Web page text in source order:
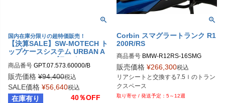
国内在庫分限りの超特価販売！
【決算SALE】SW-MOTECH ト
ップケースシステム URBAN A
BS (16-29 L) ブラック BMW R
1200R (14-18) / R1200RS (14-
18) / R1250R (18-) / R1250RS
(18-) | GPT.07.573.60000/B
商品番号 GPT.07.573.60000/B
sw_GPT_07_573_60000B
販売価格 ¥94,400税込
SALE価格 ¥56,640税込
在庫有り 40％OFF
Corbin スマグラートランク R1
200R/RS
商品番号 BMW-R12RS-16SMG
販売価格 ¥266,300税込
リアシートと交換する7.5ｌのトラン
5～12週